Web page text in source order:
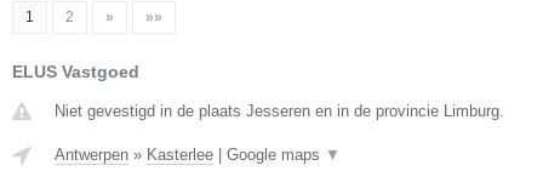
1 2 » »»
ELUS Vastgoed
Niet gevestigd in de plaats Jesseren en in de provincie Limburg.
Antwerpen » Kasterlee Google maps ▼